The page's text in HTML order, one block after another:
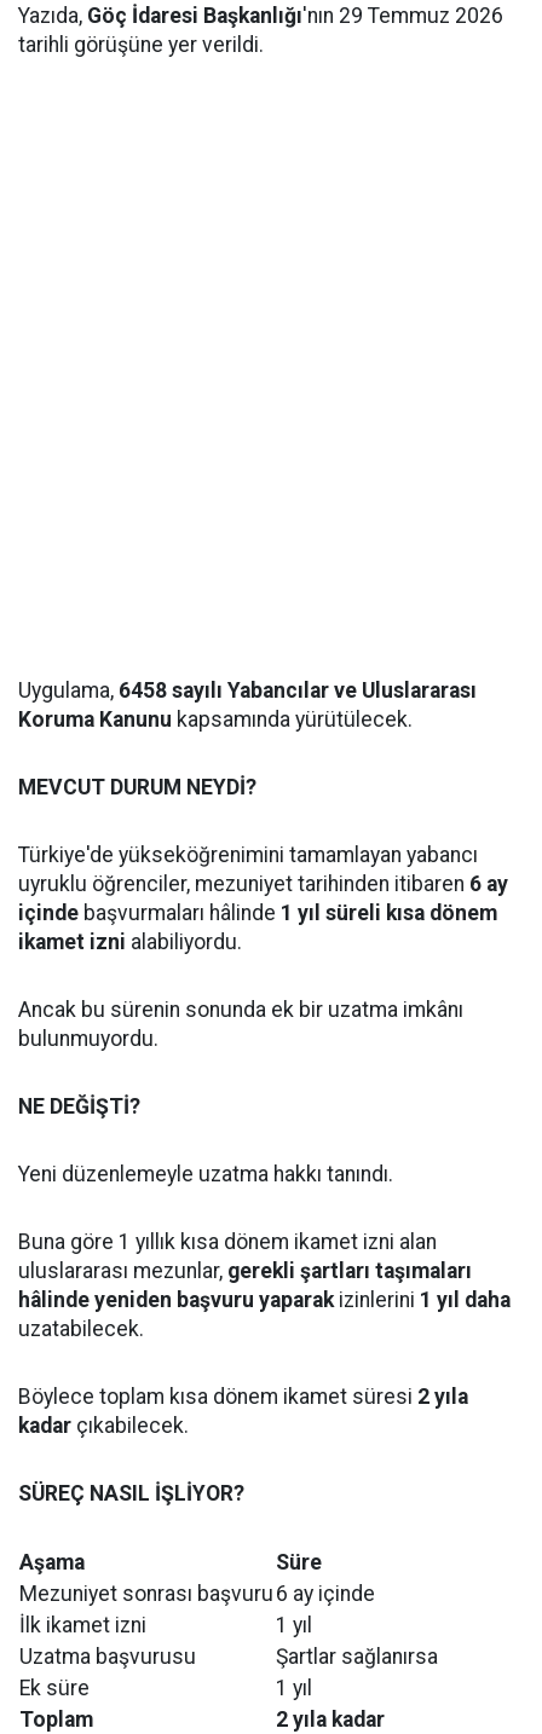
Yazıda, Göç İdaresi Başkanlığı'nın 29 Temmuz 2026
tarihli görüşüne yer verildi.
Uygulama, 6458 sayılı Yabancılar ve Uluslararası
Koruma Kanunu kapsamında yürütülecek.
MEVCUT DURUM NEYDİ?
Türkiye'de yükseköğrenimini tamamlayan yabancı
uyruklu öğrenciler, mezuniyet tarihinden itibaren 6 ay
içinde başvurmaları hâlinde 1 yıl süreli kısa dönem
ikamet izni alabiliyordu.
Ancak bu sürenin sonunda ek bir uzatma imkânı
bulunmuyordu.
NE DEĞİŞTİ?
Yeni düzenlemeyle uzatma hakkı tanındı.
Buna göre 1 yıllık kısa dönem ikamet izni alan
uluslararası mezunlar, gerekli şartları taşımaları
hâlinde yeniden başvuru yaparakizinlerini 1 yıl daha
uzatabilecek.
Böylece toplam kısa dönem ikamet süresi 2 yıla
kadar çıkabilecek.
SÜREÇ NASIL İŞLİYOR?
Aşama
Süre
Mezuniyet sonrası başvuru 6 ay içinde
İlk ikamet izni
1 yıl
Uzatma başvurusu
Şartlar sağlanırsa
Ek süre
1 yıl
Toplam
2 yıla kadar